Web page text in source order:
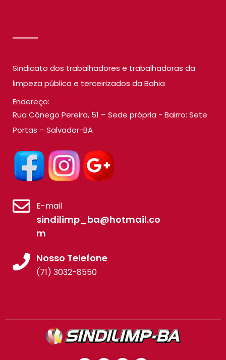
Sindicato dos trabalhadores e trabalhadoras da
limpeza pública e terceirizados da Bahia
Endereço:
Rua Cônego Pereira, 51 – Sede própria - Bairro: Sete
Portas – Salvador-BA
E-mail
sindilimp_ba@hotmail.co
m
Nosso Telefone
(71) 3032-8550